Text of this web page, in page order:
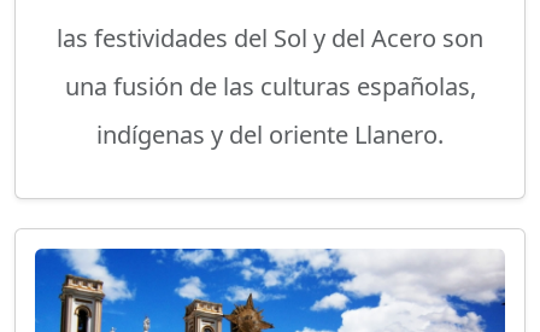
las festividades del Sol y del Acero son
una fusión de las culturas españolas,
indígenas y del oriente Llanero.